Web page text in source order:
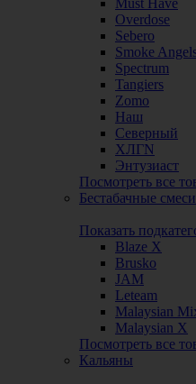
Must Have
Overdose
Sebero
Smoke
Spectrum
Tangiers
Zomo
Наш
Северный
ХЛГN
Энтузиаст
Посмотреть все
Бестабачные смеси
Показать
Blaze X
Brusko
JAM
Leteam
Malaysian
Malaysian X
Посмотреть все
Кальяны